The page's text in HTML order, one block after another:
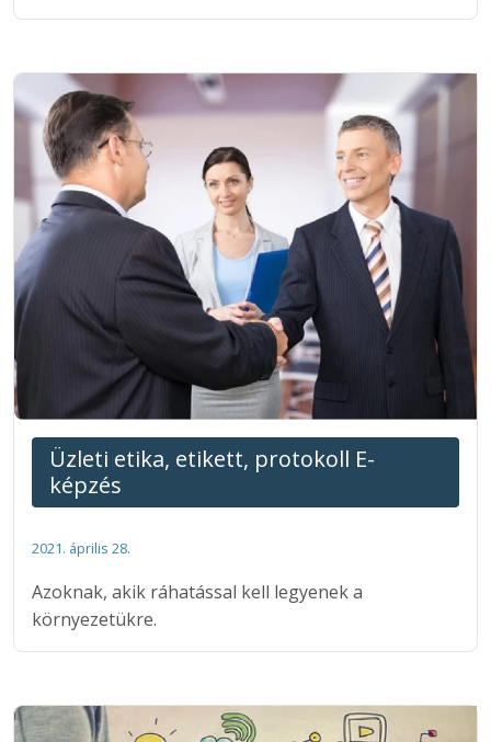
Üzleti etika, etikett, protokoll E-
képzés
2021. április 28.
Azoknak, akik ráhatással kell legyenek a
környezetükre.